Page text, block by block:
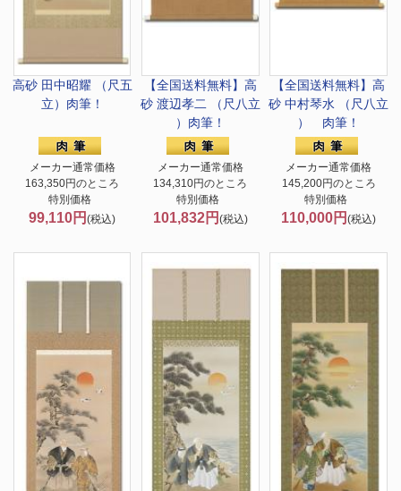
高砂 田中昭耀 （尺五
立）肉筆！
メーカー通常価格
163,350円のところ
特別価格
99,110円(税込)
【全国送料無料】 高
砂 渡辺孝二 （尺八立
）肉筆！
メーカー通常価格
134,310円のところ
特別価格
101,832円 (税込)
【全国送料無料】高
砂 中村琴水 （尺八立
） 肉筆！
メーカー通常価格
145,200円のところ
特別価格
110,000円(税込)